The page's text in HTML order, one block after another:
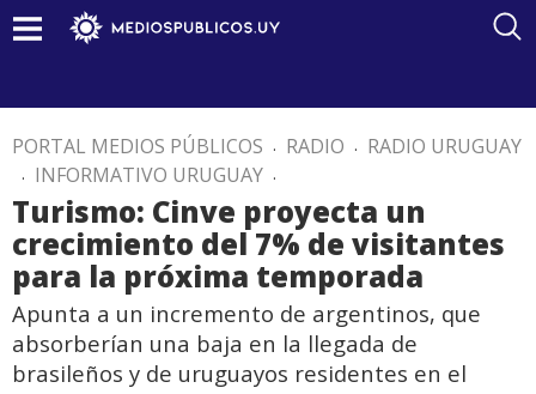
PORTAL MEDIOS PÚBLICOS . RADIO . RADIO URUGUAY
. INFORMATIVO URUGUAY .
Turismo: Cinve proyecta un
crecimiento del 7% de visitantes
para la próxima temporada
Apunta a un incremento de argentinos, que
absorberían una baja en la llegada de
brasileños y de uruguayos residentes en el